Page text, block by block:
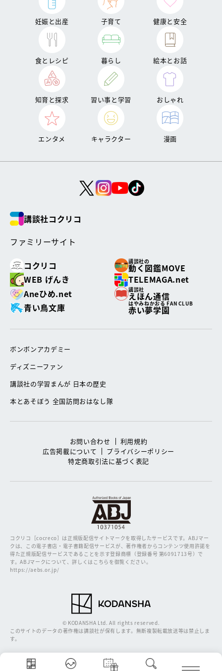
妊娠と出産 子育て 健康と安全
食とレシピ 暮らし 絵本とお話
知育と探求 習い事と学習 おしゃれ
エンタメ キャラクター 漫画
講談社コクリコ
ファミリーサイト
コクリコ
講談社の
動く図鑑MOVE
WEB げんき
TELEMAGA.net
Aneひめ.net
講談社
えほん通信
青い鳥文庫
はやみねかおる FAN CLUB
赤い夢学園
ボンボンアカデミー
ディズニーファン
講談社の学習まんが 日本の歴史
本とあそぼう 全国訪問おはなし隊
お問い合わせ
利用規約
広告掲載について
プライバシーポリシー
特定商取引法に基づく表記
コクリコ［cocreco］は正規版配信サイトマークを取得したサービスです。ABJマー
クは、この電子書店・電子書籍配信サービスが、著作権者からコンテンツ使用許諾を
得た正規版配信サービスであることを示す登録商標（登録番号 第6091713号）で
す。ABJマークについて、詳しくはこちらを御覧ください。
https://aebs.or.jp/
© KODANSHA Ltd. All rights reserved.
このサイトのデータの著作権は講談社が保有します。無断複製転載放送等は禁止しま
す。